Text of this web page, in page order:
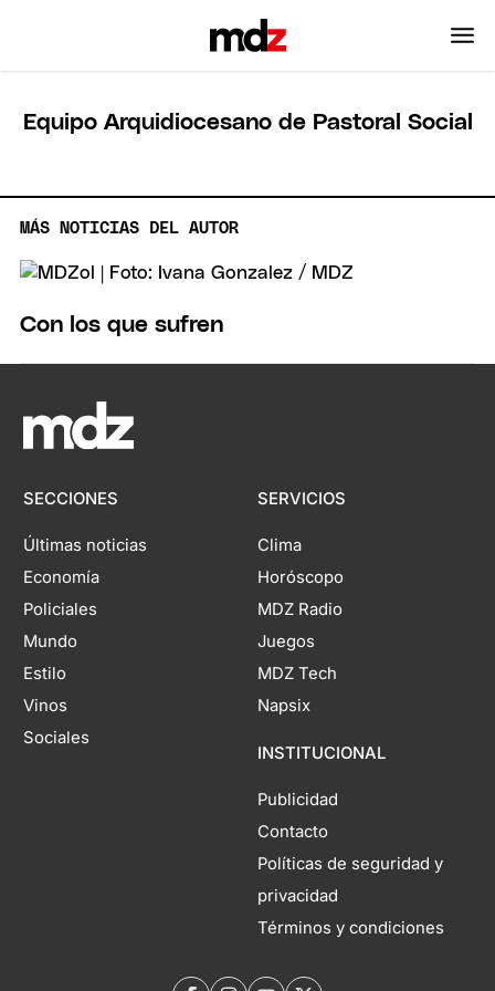
Equipo Arquidiocesano de Pastoral Social
MÁS NOTICIAS DEL AUTOR
Con los que sufren
SECCIONES
Últimas noticias
Economía
Policiales
Mundo
Estilo
Vinos
Sociales
SERVICIOS
Clima
Horóscopo
MDZ Radio
Juegos
MDZ Tech
Napsix
INSTITUCIONAL
Publicidad
Contacto
Políticas de seguridad y
privacidad
Términos y condiciones